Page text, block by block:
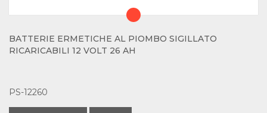
BATTERIE ERMETICHE AL PIOMBO SIGILLATO
RICARICABILI 12 VOLT 26 AH
PS-12260